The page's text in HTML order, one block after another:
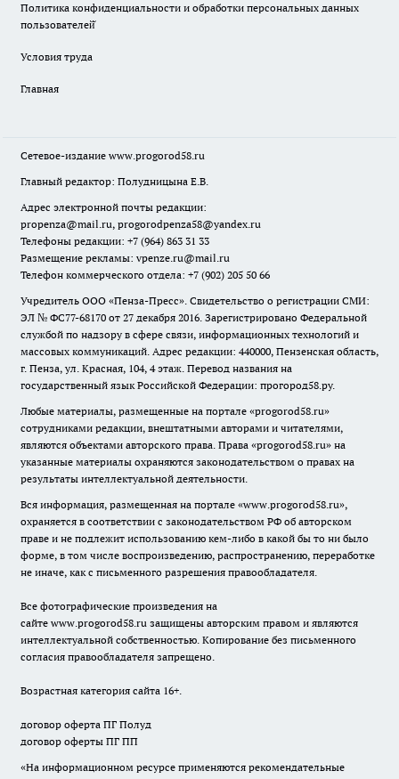
Политика конфиденциальности и обработки персональных данных
пользователей̆
Условия труда
Главная
Сетевое-издание www.progorod58.ru
Главный редактор: Полудницына Е.В.
Адрес электронной почты редакции:
propenza@mail.ru, progorodpenza58@yandex.ru
Телефоны редакции: +7 (964) 863 31 33
Размещение рекламы: vpenze.ru@mail.ru
Телефон коммерческого отдела: +7 (902) 205 50 66
Учредитель ООО «Пенза-Пресс». Свидетельство о регистрации СМИ:
ЭЛ № ФС77-68170 от 27 декабря 2016. Зарегистрировано Федеральной
службой по надзору в сфере связи, информационных технологий и
массовых коммуникаций. Адрес редакции: 440000, Пензенская область,
г. Пенза, ул. Красная, 104, 4 этаж. Перевод названия на
государственный язык Российской Федерации: прогород58.ру.
Любые материалы, размещенные на портале «progorod58.ru»
сотрудниками редакции, внештатными авторами и читателями,
являются объектами авторского права. Права «progorod58.ru» на
указанные материалы охраняются законодательством о правах на
результаты интеллектуальной деятельности.
Вся информация, размещенная на портале «www.progorod58.ru»,
охраняется в соответствии с законодательством РФ об авторском
праве и не подлежит использованию кем-либо в какой бы то ни было
форме, в том числе воспроизведению, распространению, переработке
не иначе, как с письменного разрешения правообладателя.
Все фотографические произведения на
сайте www.progorod58.ru защищены авторским правом и являются
интеллектуальной собственностью. Копирование без письменного
согласия правообладателя запрещено.
Возрастная категория сайта 16+.
договор оферта ПГ Полуд
договор оферты ПГ ПП
«На информационном ресурсе применяются рекомендательные